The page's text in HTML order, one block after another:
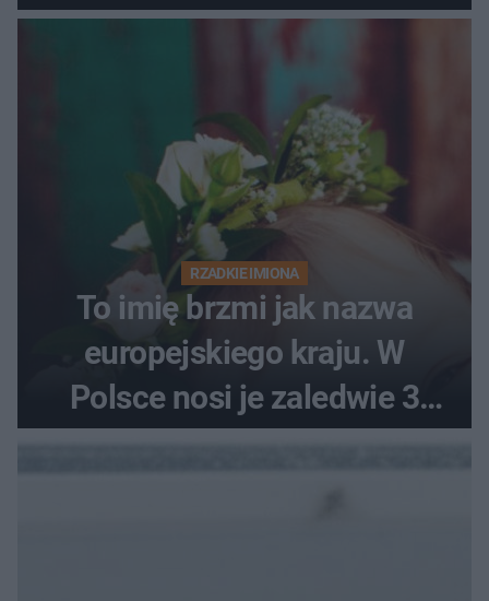
RZADKIE IMIONA
To imię brzmi jak nazwa
europejskiego kraju. W
Polsce nosi je zaledwie 3